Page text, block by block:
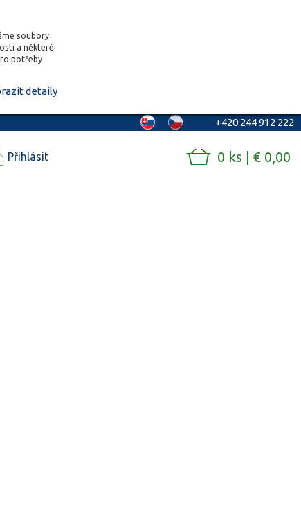
soubory
a některé
potřeby
detaily
+420 244 912 222
Přihlásit 0 ks | € 0,00